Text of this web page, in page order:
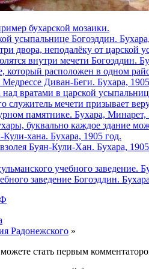
Радонежского »
стать первым